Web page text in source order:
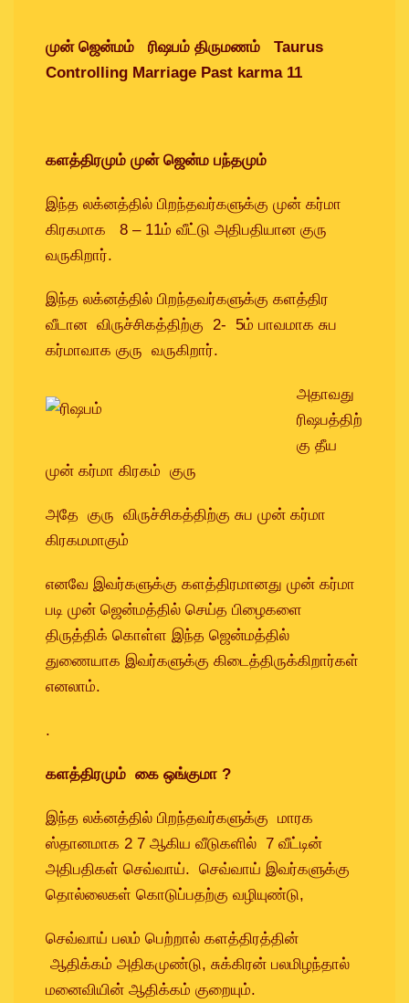
முன் ஜென்மம் ரிஷபம் திருமணம் Taurus
Controlling Marriage Past karma 11
களத்திரமும் முன் ஜென்ம பந்தமும்
இந்த லக்னத்தில் பிறந்தவர்களுக்கு முன் கர்மா
கிரகமாக 8 – 11ம் வீட்டு அதிபதியான குரு
வருகிறார்.
இந்த லக்னத்தில் பிறந்தவர்களுக்கு களத்திர
வீடான விருச்சிகத்திற்கு 2- 5ம் பாவமாக சுப
கர்மாவாக குரு வருகிறார்.
அதாவது
ரிஷபத்திற்
கு தீய
முன் கர்மா கிரகம் குரு
அதே குரு விருச்சிகத்திற்கு சுப முன் கர்மா
கிரகமமாகும்
எனவே இவர்களுக்கு களத்திரமானது முன் கர்மா
படி முன் ஜென்மத்தில் செய்த பிழைகளை
திருத்திக் கொள்ள இந்த ஜென்மத்தில்
துணையாக இவர்களுக்கு கிடைத்திருக்கிறார்கள்
எனலாம்.
.
களத்திரமும் கை ஒங்குமா ?
இந்த லக்னத்தில் பிறந்தவர்களுக்கு மாரக
ஸ்தானமாக 2 7 ஆகிய வீடுகளில் 7 வீட்டின்
அதிபதிகள் செவ்வாய். செவ்வாய் இவர்களுக்கு
தொல்லைகள் கொடுப்பதற்கு வழியுண்டு,
செவ்வாய் பலம் பெற்றால் களத்திரத்தின்
ஆதிக்கம் அதிகமுண்டு, சுக்கிரன் பலமிழந்தால்
மனைவியின் ஆதிக்கம் குறையும்.